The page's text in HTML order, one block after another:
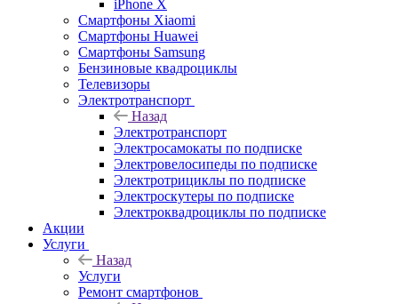
iPhone X
Смартфоны Xiaomi
Смартфоны Huawei
Смартфоны Samsung
Бензиновые квадроциклы
Телевизоры
Электротранспорт
Назад
Электротранспорт
Электросамокаты по подписке
Электровелосипеды по подписке
Электротрициклы по подписке
Электроскутеры по подписке
Электроквадроциклы по подписке
Акции
Услуги
Назад
Услуги
Ремонт смартфонов